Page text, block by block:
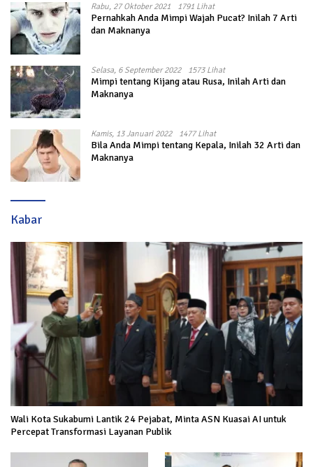
Rabu, 27 Oktober 2021 1791 Lihat
Pernahkah Anda Mimpi Wajah Pucat? Inilah 7 Arti
dan Maknanya
Selasa, 6 September 2022 1573 Lihat
Mimpi tentang Kijang atau Rusa, Inilah Arti dan
Maknanya
Kamis, 13 Januari 2022 1477 Lihat
Bila Anda Mimpi tentang Kepala, Inilah 32 Arti dan
Maknanya
Kabar
Wali Kota Sukabumi Lantik 24 Pejabat, Minta ASN Kuasai AI untuk
Percepat Transformasi Layanan Publik